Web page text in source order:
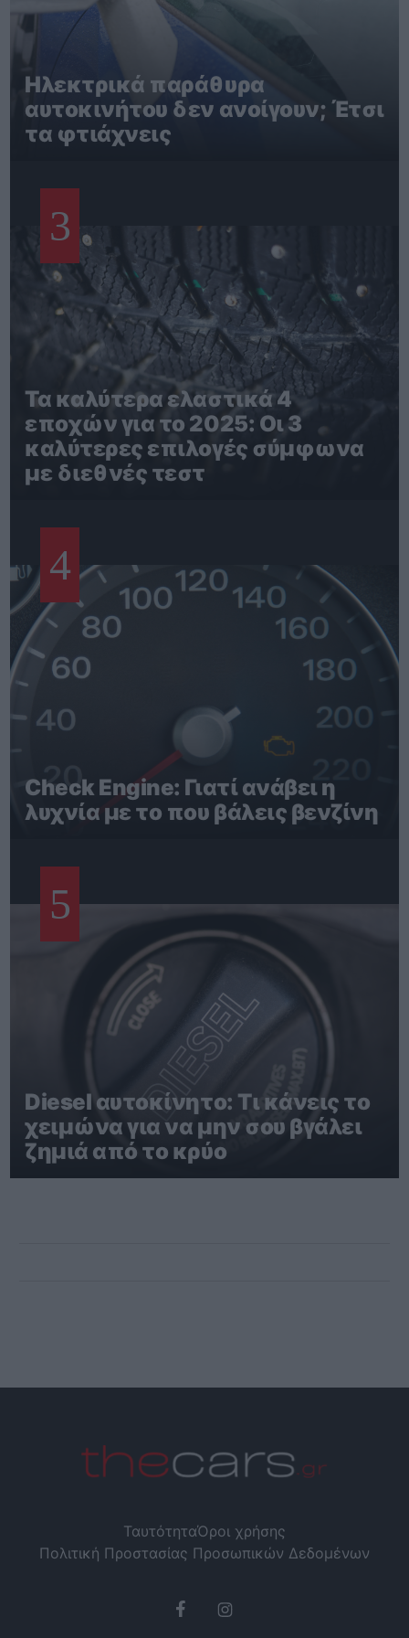
Ηλεκτρικά παράθυρα
αυτοκινήτου δεν ανοίγουν; Έτσι
τα φτιάχνεις
3
Τα καλύτερα ελαστικά 4
εποχών για το 2025: Οι 3
καλύτερες επιλογές σύμφωνα
με διεθνές τεστ
4
Check Engine: Γιατί ανάβει η
λυχνία με το που βάλεις βενζίνη
5
Diesel αυτοκίνητο: Τι κάνεις το
χειμώνα για να μην σου βγάλει
ζημιά από το κρύο
ΤαυτότηταΌροι χρήσης
Πολιτική Προστασίας Προσωπικών Δεδομένων